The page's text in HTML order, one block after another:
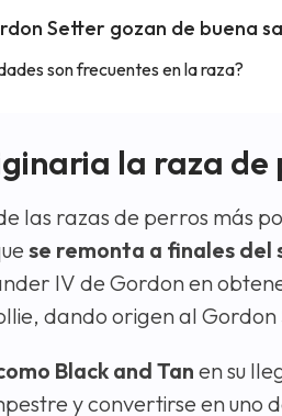
Setter gozan de buena
son frecuentes en la raza?
la raza
las razas de perros más
se remonta a finales del
IV de Gordon en
dando origen al Gordon
Black and Tan en su
y convertirse en uno